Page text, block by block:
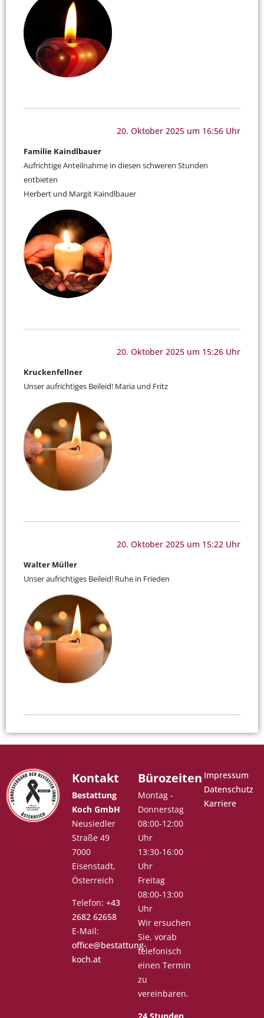
20. Oktober 2025 um 16:56 Uhr
Familie Kaindlbauer
Aufrichtige Anteilnahme in diesen schweren Stunden
entbieten
Herbert und Margit Kaindlbauer
20. Oktober 2025 um 15:26 Uhr
Kruckenfellner
Unser aufrichtiges Beileid! Maria und Fritz
20. Oktober 2025 um 15:22 Uhr
Walter Müller
Unser aufrichtiges Beileid! Ruhe in Frieden
Kontakt
Bestattung
Koch GmbH
Neusiedler
Straße 49
7000
Eisenstadt,
Österreich
Telefon: +43
2682 62658
E-Mail:
office@bestattung-
koch.at
Bürozeiten
Montag -
Donnerstag
08:00-12:00
Uhr
13:30-16:00
Uhr
Freitag
08:00-13:00
Uhr
Wir ersuchen
Sie, vorab
telefonisch
einen Termin
zu
vereinbaren.
Impressum
Datenschutz
Karriere